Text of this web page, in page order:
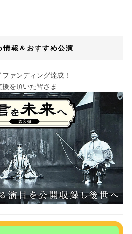
情報＆おすすめ公演
ファンディング達成！
援を頂いた皆さま